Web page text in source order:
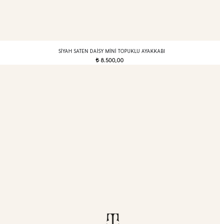
SIYAH SATEN DAISY MINI TOPUKLU AYAKKABI
t8.500,00